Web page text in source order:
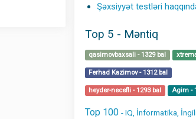
Şəxsiyyət testləri
Top 5 - Məntiq
qasimovbaxsali - 1329 bal
Ferhad Kazimov - 1312 bal
heyder-necefli - 1293 bal Agim -
Top 100 - IQ, İnformatika,